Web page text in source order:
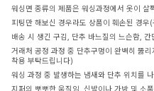
워싱면 종류의 제품은 워싱과정에서 옷이 살
피팅만 해보신 경우라도 상품이 훼손된 경우
배송 시 생긴 구김, 단추 바느질의 느슨함,
거래처 공정 과정 중 단추구멍이 완벽히 뚫
착용 부탁드립니다)
워싱 과정 중 발생하는 냄새와 단추 위치를
지퍼의 뻣뻣한 움직임, 신발이나 가방 및 소